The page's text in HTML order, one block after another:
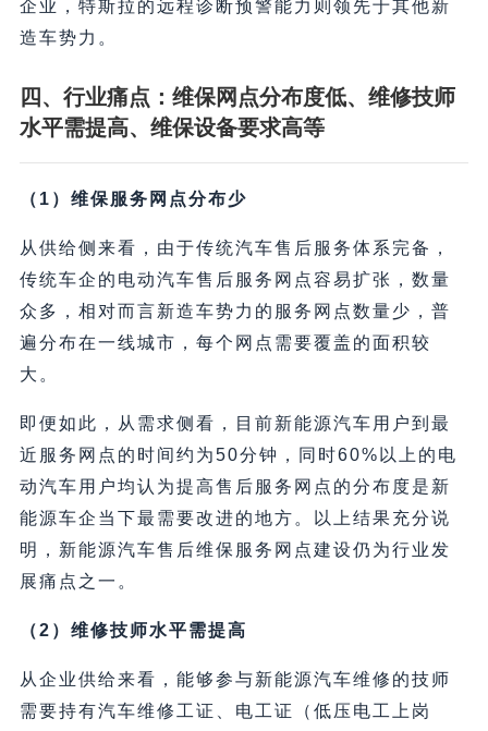
企业，特斯拉的远程诊断预警能力则领先于其他新
造车势力。
四、行业痛点：维保网点分布度低、维修技师
水平需提高、维保设备要求高等
（1）维保服务网点分布少
从供给侧来看，由于传统汽车售后服务体系完备，
传统车企的电动汽车售后服务网点容易扩张，数量
众多，相对而言新造车势力的服务网点数量少，普
遍分布在一线城市，每个网点需要覆盖的面积较
大。
即便如此，从需求侧看，目前新能源汽车用户到最
近服务网点的时间约为50分钟，同时60%以上的电
动汽车用户均认为提高售后服务网点的分布度是新
能源车企当下最需要改进的地方。以上结果充分说
明，新能源汽车售后维保服务网点建设仍为行业发
展痛点之一。
（2）维修技师水平需提高
从企业供给来看，能够参与新能源汽车维修的技师
需要持有汽车维修工证、电工证（低压电工上岗